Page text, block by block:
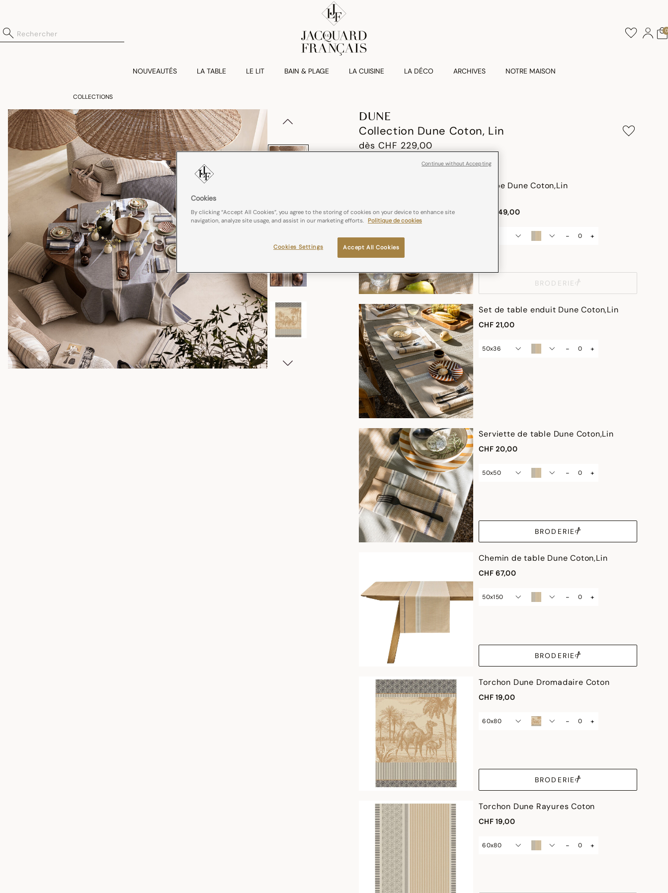
0
NOUVEAUTÉS LA TABLE LE LIT BAIN & PLAGE LA CUISINE LA DÉCO ARCHIVES NOTRE MAISON
COLLECTIONS
DUNE
Collection Dune Coton, Lin
dès CHF 229,00
Nappe Dune Coton,Lin
CHF 149,00
- +
BRODERIE
Set de table enduit Dune Coton,Lin
CHF 21,00
50x36 - +
Serviette de table Dune Coton,Lin
CHF 20,00
50x50 - +
BRODERIE
Chemin de table Dune Coton,Lin
CHF 67,00
50x150 - +
BRODERIE
Torchon Dune Dromadaire Coton
CHF 19,00
60x80 - +
BRODERIE
Torchon Dune Rayures Coton
CHF 19,00
60x80 - +
Cookies
By clicking “Accept All Cookies”, you agree to the storing of cookies on your device to enhance site
navigation, analyze site usage, and assist in our marketing efforts. Politique de cookies
Accept All Cookies
Cookies Settings
Continue without Accepting